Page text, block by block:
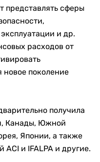
представлять сферы
и др.
расходов от
новое поколение
получила
Канады, Южной
Японии, а также
и IFALPA и другие.